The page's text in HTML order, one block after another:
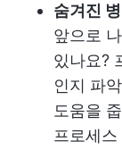
숨겨진
앞으로
있나요?
인지 파
도움을
프로세